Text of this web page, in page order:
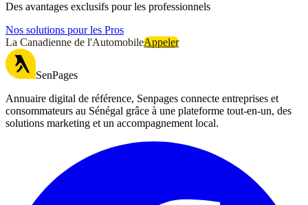
Des avantages exclusifs pour les professionnels
Nos solutions pour les Pros
La Canadienne de l'AutomobileAppeler
SenPages
Annuaire digital de référence, Senpages connecte entreprises et
consommateurs au Sénégal grâce à une plateforme tout-en-un, des
solutions marketing et un accompagnement local.